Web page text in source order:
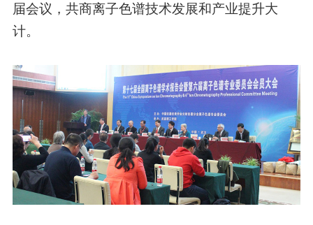
届会议，共商离子色谱技术发展和产业提升大
计。